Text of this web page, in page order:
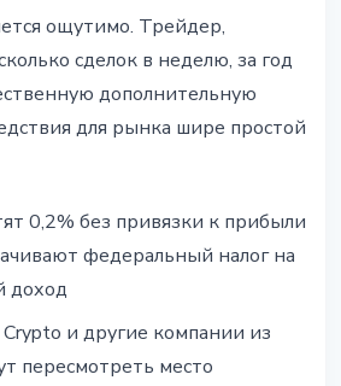
ощутимо. Трейдер,
сделок в неделю, за год
дополнительную
для рынка шире простой
0,2% без привязки к прибыли
федеральный налог на
доход
Crypto и другие компании из
пересмотреть место